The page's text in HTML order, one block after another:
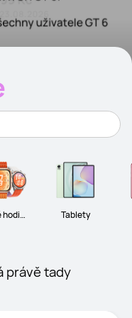
Tablety
právě tady